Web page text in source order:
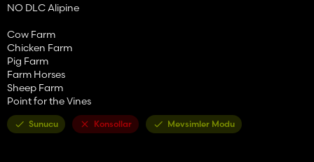
NO DLC Alipine
Cow Farm
Chicken Farm
Pig Farm
Farm Horses
Sheep Farm
Point for the Vines
Sunucu Konsollar Mevsimler Modu